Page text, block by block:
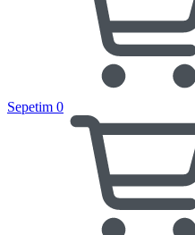
Sepetim 0